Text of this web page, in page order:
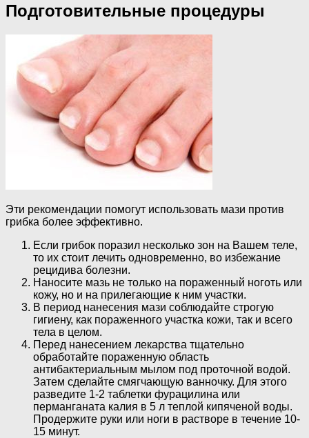
Подготовительные процедуры
Эти рекомендации помогут использовать мази против
грибка более эффективно.
Если грибок поразил несколько зон на Вашем теле,
то их стоит лечить одновременно, во избежание
рецидива болезни.
Наносите мазь не только на пораженный ноготь или
кожу, но и на прилегающие к ним участки.
В период нанесения мази соблюдайте строгую
гигиену, как пораженного участка кожи, так и всего
тела в целом.
Перед нанесением лекарства тщательно
обработайте пораженную область
антибактериальным мылом под проточной водой.
Затем сделайте смягчающую ванночку. Для этого
разведите 1-2 таблетки фурацилина или
перманганата калия в 5 л теплой кипяченой воды.
Продержите руки или ноги в растворе в течение 10-
15 минут.